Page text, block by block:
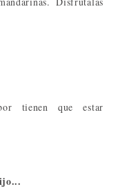
tienen que estar